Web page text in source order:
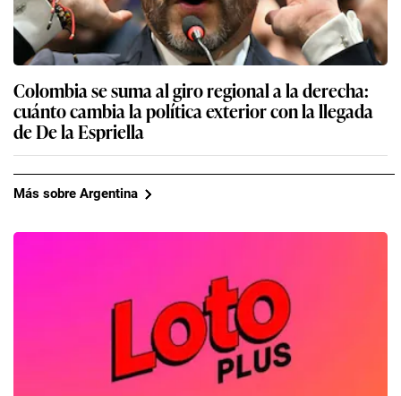
Colombia se suma al giro regional a la derecha:
cuánto cambia la política exterior con la llegada
de De la Espriella
Más sobre Argentina